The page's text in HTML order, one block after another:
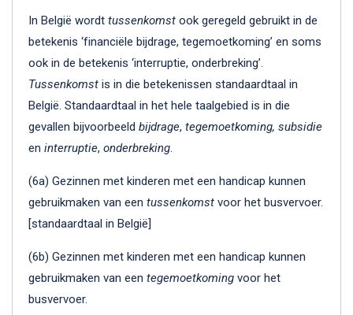
In België wordt tussenkomst ook geregeld gebruikt in de
betekenis ‘financiële bijdrage, tegemoetkoming’ en soms
ook in de betekenis ‘interruptie, onderbreking’.
Tussenkomst is in die betekenissen standaardtaal in
België. Standaardtaal in het hele taalgebied is in die
gevallen bijvoorbeeld bijdrage, tegemoetkoming, subsidie
en interruptie, onderbreking.
(6a) Gezinnen met kinderen met een handicap kunnen
gebruikmaken van een tussenkomst voor het busvervoer.
[standaardtaal in België]
(6b) Gezinnen met kinderen met een handicap kunnen
gebruikmaken van een tegemoetkoming voor het
busvervoer.